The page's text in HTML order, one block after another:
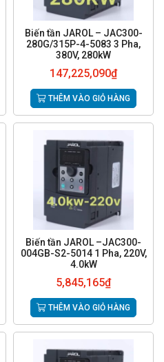
Biến tần JAROL – JAC300-
280G/315P-4-5083 3 Pha,
380V, 280kW
147,225,090₫
THÊM VÀO GIỎ HÀNG
Biến tần JAROL –JAC300-
004GB-S2-5014 1 Pha, 220V,
4.0kW
5,845,165₫
THÊM VÀO GIỎ HÀNG